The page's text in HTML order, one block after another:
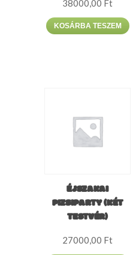
38000,00 Ft
KOSÁRBA TESZEM
ÉJSZAKAI
PIZSIPARTY (KÉT
TESTVÉR)
27000,00 Ft